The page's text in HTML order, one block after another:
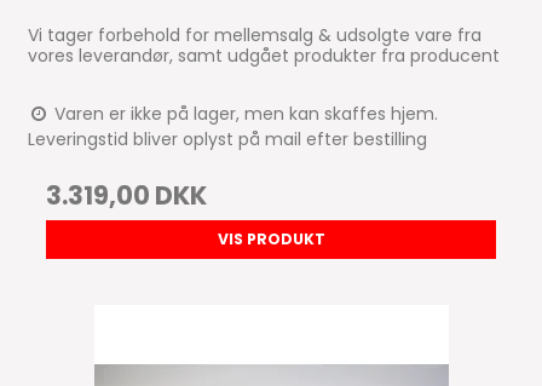
Vi tager forbehold for mellemsalg & udsolgte vare fra
vores leverandør, samt udgået produkter fra producent
Varen er ikke på lager, men kan skaffes hjem.
Leveringstid bliver oplyst på mail efter bestilling
3.319,00 DKK
VIS PRODUKT